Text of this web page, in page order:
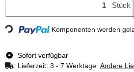
Stück
Loading... Komponenten werden
Sofort verfügbar
Lieferzeit: 3 - 7 Werktage Andere